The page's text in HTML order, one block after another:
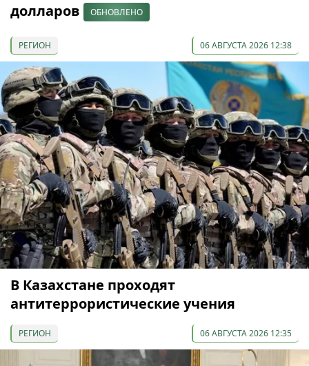
долларов
ОБНОВЛЕНО
РЕГИОН 06 АВГУСТА 2026 12:38
В Казахстане проходят
антитеррористические учения
РЕГИОН 06 АВГУСТА 2026 12:35